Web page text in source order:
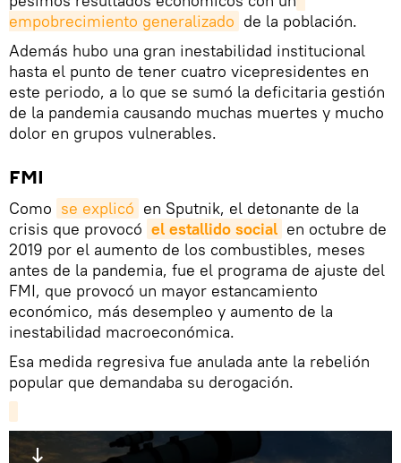
empobrecimiento generalizado de la población.
Además hubo una gran inestabilidad institucional
hasta el punto de tener cuatro vicepresidentes en
este periodo, a lo que se sumó la deficitaria gestión
de la pandemia causando muchas muertes y mucho
dolor en grupos vulnerables.
FMI
Como se explicó en Sputnik, el detonante de la
crisis que provocó el estallido social en octubre de
2019 por el aumento de los combustibles, meses
antes de la pandemia, fue el programa de ajuste del
FMI, que provocó un mayor estancamiento
económico, más desempleo y aumento de la
inestabilidad macroeconómica.
Esa medida regresiva fue anulada ante la rebelión
popular que demandaba su derogación.